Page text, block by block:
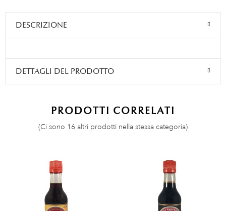
DESCRIZIONE
DETTAGLI DEL PRODOTTO
PRODOTTI CORRELATI
(Ci sono 16 altri prodotti nella stessa categoria)